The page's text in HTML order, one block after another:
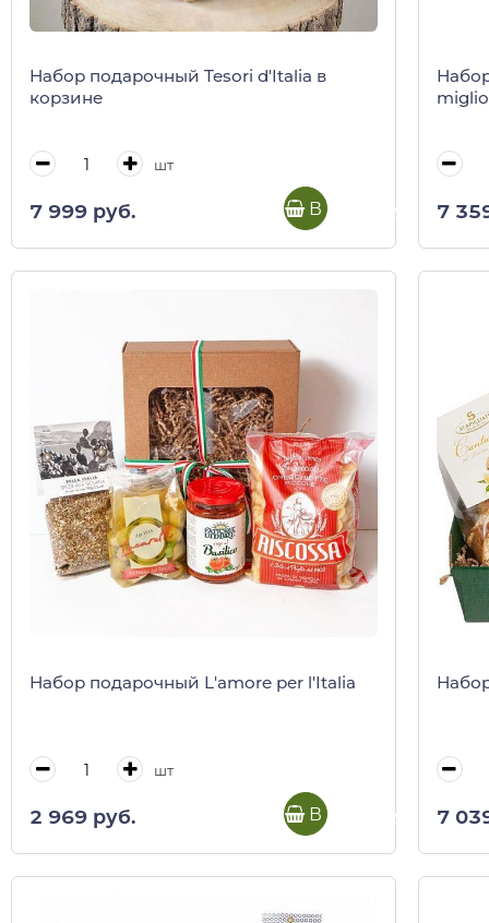
Набор подарочный Tesori d'Italia в
корзине
шт
7 999 руб. В корзину 7
Набор подарочный L'amore per l'Italia
шт
2 969 руб. В корзину 7